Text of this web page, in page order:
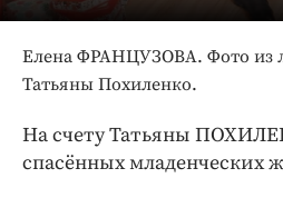
Блоги
Издания
Медиаперсона
Клиника года
Бренд года
Елена ФРАНЦУЗОВА. Фото из
Татьяны Похиленко.
На счету Татьяны
спасённых младенческих